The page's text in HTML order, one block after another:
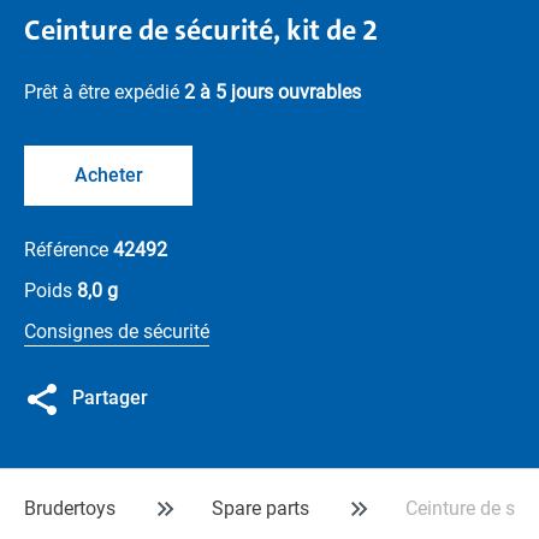
Ceinture de sécurité, kit de 2
Prêt à être expédié 2 à 5 jours ouvrables
Acheter
Référence 42492
Poids 8,0 g
Consignes de sécurité
Partager
Brudertoys Spare parts Ceinture de